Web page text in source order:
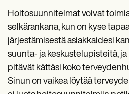
Hoitosuunnitelmat voivat
selkärankana, kun on kyse
järjestämisestä asiakkaidesi
suunta- ja keskustelupisteitä,
pitävät kättäsi koko
Sinun on vaikea löytää